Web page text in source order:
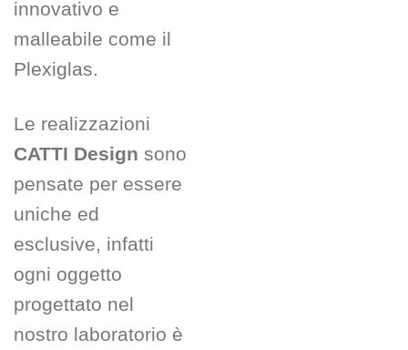
innovativo e
malleabile come il
Plexiglas.
Le realizzazioni
CATTI Design sono
pensate per essere
uniche ed
esclusive, infatti
ogni oggetto
progettato nel
nostro laboratorio è